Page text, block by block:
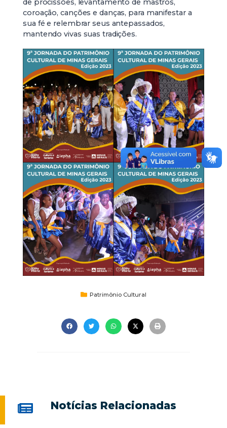
de procissões, levantamento de mastros,
coroação, canções e danças, para manifestar a
sua fé e relembrar seus antepassados,
mantendo vivas suas tradições.
Patrimônio Cultural
Notícias Relacionadas